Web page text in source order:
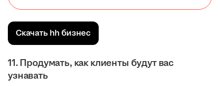
Скачать hh бизнес
11. Продумать, как клиенты будут вас
узнавать